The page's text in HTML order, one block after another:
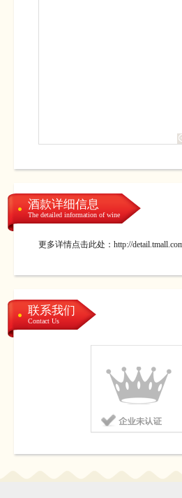
酒款详细信息
The detailed information of wine
更多详情点击此处：http://
联系我们
Contact Us